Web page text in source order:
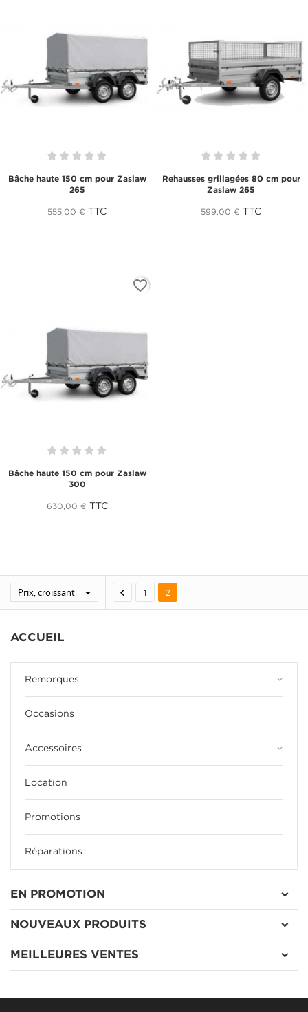
ACCUEIL
Remorques keyboard_arrow_down
Occasions
Accessoires keyboard_arrow_down
Location
Promotions
Réparations
EN PROMOTION
NOUVEAUX PRODUITS
MEILLEURES VENTES
Bâche haute 150 cm pour Zaslaw
265
555,00 € TTC
Rehausses grillagées 80 cm pour
Zaslaw 265
599,00 € TTC
Bâche haute 150 cm pour Zaslaw
300
630,00 € TTC
favorite_border
Prix, croissant   1 2